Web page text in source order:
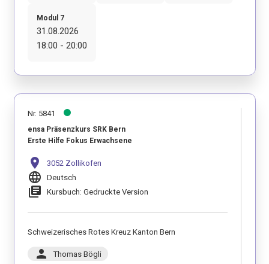
Modul 7
31.08.2026
18:00 - 20:00
Nr. 5841
ensa Präsenzkurs SRK Bern
Erste Hilfe Fokus Erwachsene
location_on 3052 Zollikofen
language Deutsch
library_books Kursbuch: Gedruckte Version
Schweizerisches Rotes Kreuz Kanton Bern
person Thomas Bögli